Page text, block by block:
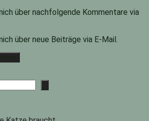
über nachfolgende Kommentare via
über neue Beiträge via E-Mail.